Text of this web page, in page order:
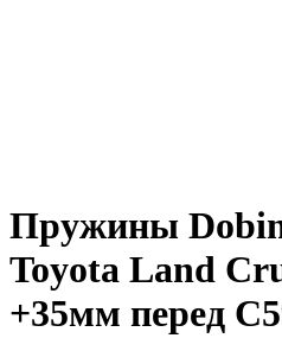
Пружины
Toyota Land
+35мм перед